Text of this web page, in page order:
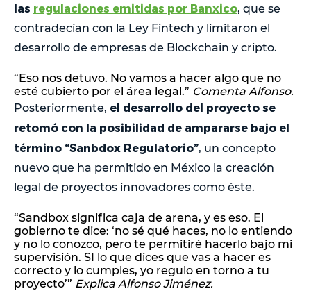
las regulaciones emitidas por Banxico, que se
contradecían con la Ley Fintech y limitaron el
desarrollo de empresas de Blockchain y cripto.
“Eso nos detuvo. No vamos a hacer algo que no
esté cubierto por el área legal.” Comenta Alfonso.
Posteriormente, el desarrollo del proyecto se
retomó con la posibilidad de ampararse bajo el
término “Sanbdox Regulatorio”, un concepto
nuevo que ha permitido en México la creación
legal de proyectos innovadores como éste.
“Sandbox significa caja de arena, y es eso. El
gobierno te dice: ‘no sé qué haces, no lo entiendo
y no lo conozco, pero te permitiré hacerlo bajo mi
supervisión. SI lo que dices que vas a hacer es
correcto y lo cumples, yo regulo en torno a tu
proyecto’” Explica Alfonso Jiménez.